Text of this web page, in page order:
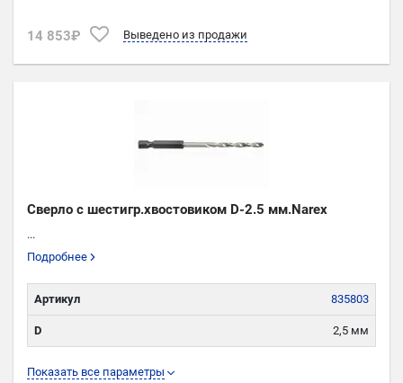
14 853₽ Выведено из продажи
Сверло с шестигр.хвостовиком D-2.5 мм.Narex
...
Подробнее
Показать все параметры
Артикул 835803
D 2,5 мм